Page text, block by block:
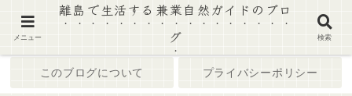
このブログについて プライバシーポリシー
メニュー
離島で生活する兼業自然ガイドのブロ
グ
検索